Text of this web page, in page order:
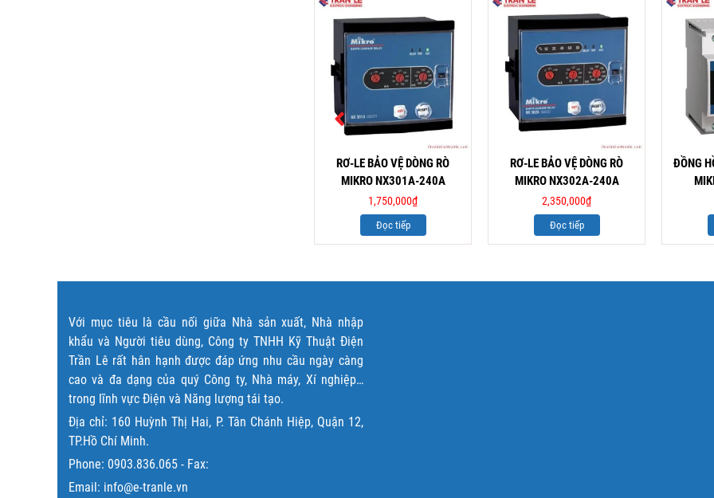
RƠ-LE BẢO VỆ DÒNG RÒ
MIKRO NX301A-240A
1,750,000₫
Đọc tiếp
RƠ-LE BẢO VỆ DÒNG RÒ
MIKRO NX302A-240A
2,350,000₫
Đọc tiếp
ĐỒNG
Với mục tiêu là cầu nối giữa Nhà sản xuất, Nhà nhập
khẩu và Người tiêu dùng, Công ty TNHH Kỹ Thuật Điện
Trần Lê rất hân hạnh được đáp ứng nhu cầu ngày càng
cao và đa dạng của quý Công ty, Nhà máy, Xí nghiệp…
trong lĩnh vực Điện và Năng lượng tái tạo.
Địa chỉ: 160 Huỳnh Thị Hai, P. Tân Chánh Hiệp, Quận 12,
TP.Hồ Chí Minh.
Phone: 0903.836.065 - Fax:
Email: info@e-tranle.vn